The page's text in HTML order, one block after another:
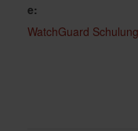
e:
WatchGuard